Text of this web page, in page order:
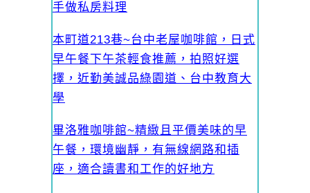
手做私房料理
本町道213巷~台中老屋咖啡館，日式
早午餐下午茶輕食推薦，拍照好選
擇，近勤美誠品綠園道、台中教育大
學
畢洛雅咖啡館~精緻且平價美味的早
午餐，環境幽靜，有無線網路和插
座，適合讀書和工作的好地方